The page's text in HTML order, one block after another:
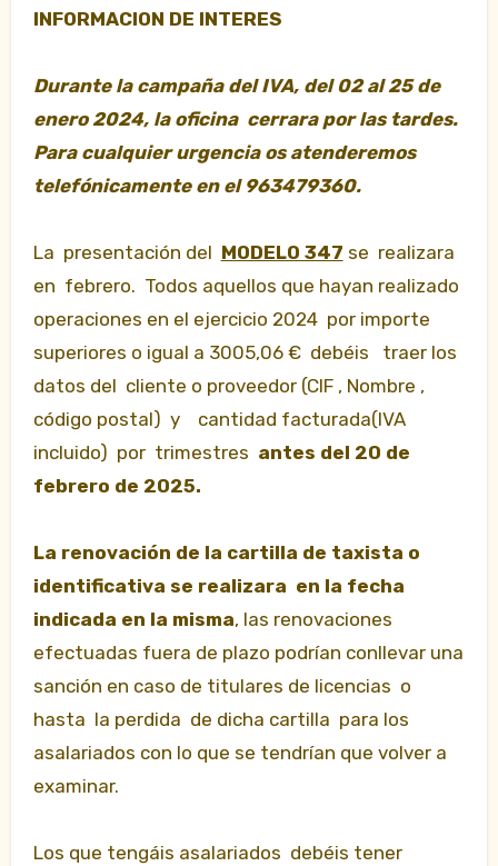
INFORMACION DE INTERES
Durante la campaña del IVA, del 02 al 25 de
enero 2024, la oficina cerrara por las tardes.
Para cualquier urgencia os atenderemos
telefónicamente en el 963479360.
La presentación del MODELO 347 se realizara
en febrero. Todos aquellos que hayan realizado
operaciones en el ejercicio 2024 por importe
superiores o igual a 3005,06 € debéis traer los
datos del cliente o proveedor (CIF , Nombre ,
código postal) y cantidad facturada(IVA
incluido) por trimestres antes del 20 de
febrero de 2025.
La renovación de la cartilla de taxista o
identificativa se realizara en la fecha
indicada en la misma, las renovaciones
efectuadas fuera de plazo podrían conllevar una
sanción en caso de titulares de licencias o
hasta la perdida de dicha cartilla para los
asalariados con lo que se tendrían que volver a
examinar.
Los que tengáis asalariados debéis tener